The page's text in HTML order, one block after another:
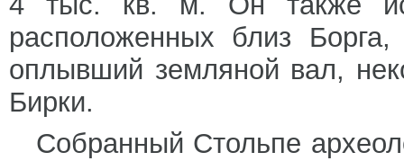
расположенных близ
оплывший земляной вал,
Бирки.
Собранный Стольпе